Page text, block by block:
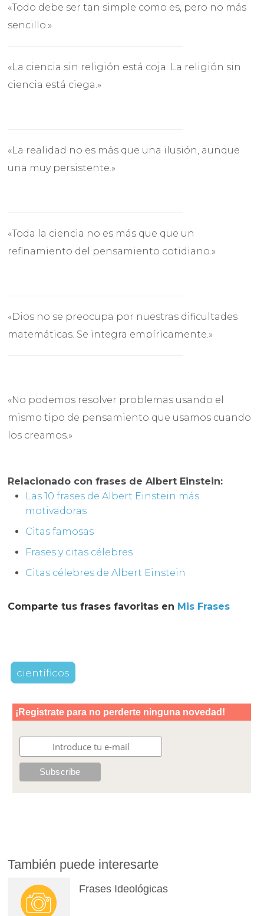
«Todo debe ser tan simple como es, pero no más
sencillo.»
«La ciencia sin religión está coja. La religión sin
ciencia está ciega.»
«La realidad no es más que una ilusión, aunque
una muy persistente.»
«Toda la ciencia no es más que que un
refinamiento del pensamiento cotidiano.»
«Dios no se preocupa por nuestras dificultades
matemáticas. Se integra empíricamente.»
«No podemos resolver problemas usando el
mismo tipo de pensamiento que usamos cuando
los creamos.»
Relacionado con frases de Albert Einstein:
Las 10 frases de Albert Einstein más
motivadoras
Citas famosas
Frases y citas célebres
Citas célebres de Albert Einstein
Comparte tus frases favoritas en Mis Frases
científicos
También puede interesarte
Frases Ideológicas